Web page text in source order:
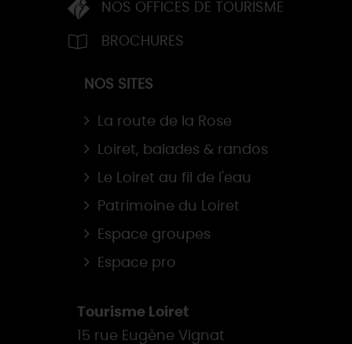
NOS OFFICES DE TOURISME
BROCHURES
NOS SITES
La route de la Rose
Loiret, balades & randos
Le Loiret au fil de l'eau
Patrimoine du Loiret
Espace groupes
Espace pro
Tourisme Loiret
15 rue Eugène Vignat